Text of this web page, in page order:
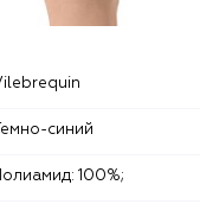
Vilebrequin
Темно-синий
Полиамид: 100%;